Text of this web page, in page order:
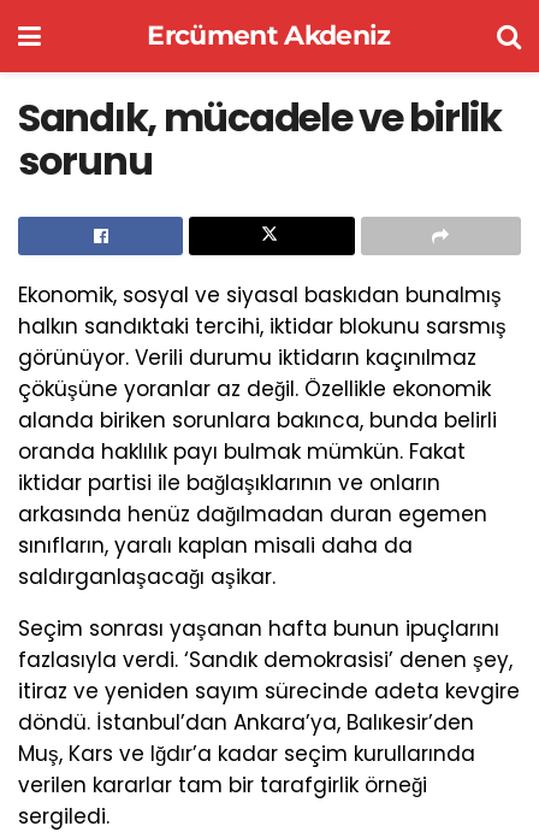
Ercüment Akdeniz
Sandık, mücadele ve birlik
sorunu
Ekonomik, sosyal ve siyasal baskıdan bunalmış
halkın sandıktaki tercihi, iktidar blokunu sarsmış
görünüyor. Verili durumu iktidarın kaçınılmaz
çöküşüne yoranlar az değil. Özellikle ekonomik
alanda biriken sorunlara bakınca, bunda belirli
oranda haklılık payı bulmak mümkün. Fakat
iktidar partisi ile bağlaşıklarının ve onların
arkasında henüz dağılmadan duran egemen
sınıfların, yaralı kaplan misali daha da
saldırganlaşacağı aşikar.
Seçim sonrası yaşanan hafta bunun ipuçlarını
fazlasıyla verdi. ‘Sandık demokrasisi’ denen şey,
itiraz ve yeniden sayım sürecinde adeta kevgire
döndü. İstanbul’dan Ankara’ya, Balıkesir’den
Muş, Kars ve Iğdır’a kadar seçim kurullarında
verilen kararlar tam bir tarafgirlik örneği
sergiledi.